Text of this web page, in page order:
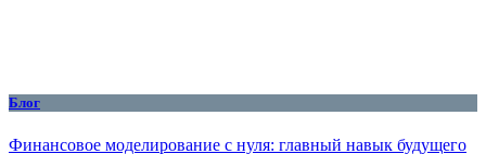
Блог
Финансовое моделирование с нуля: главный навык будущего